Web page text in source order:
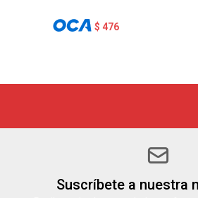
$ 476
Suscríbete a nuestra